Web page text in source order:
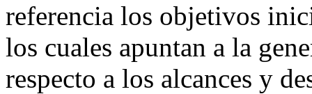
referencia los objetivos
los cuales apuntan a la
respecto a los alcances y